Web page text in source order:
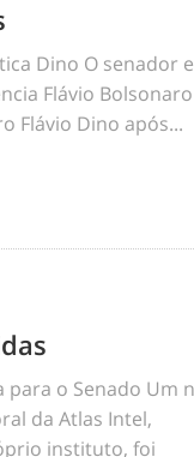
Dino O senador
Flávio Bolsonaro
Flávio Dino após...
para o Senado Um
da Atlas Intel,
instituto, foi